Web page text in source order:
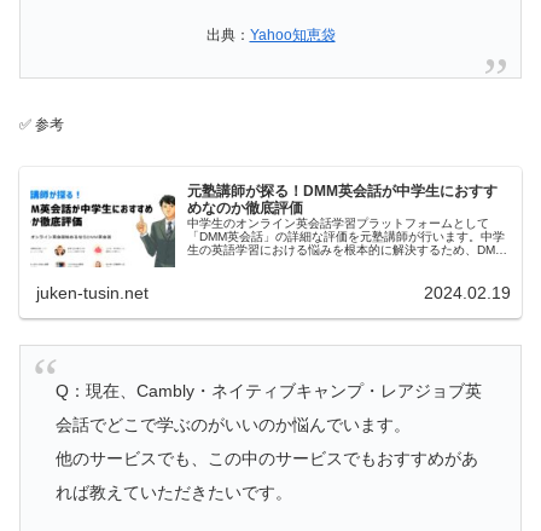
出典： Yahoo知恵袋
✅ 参考
元塾講師が探る！DMM英会話が中学生におすす
めなのか徹底評価
中学生のオンライン英会話学習プラットフォームとして
「DMM英会話」の詳細な評価を元塾講師が行います。中学
生の英語学習における悩みを根本的に解決するため、DMM
juken-tusin.net 2024.02.19
Q：現在、Cambly・ネイティブキャンプ・レアジョブ英
会話でどこで学ぶのがいいのか悩んでいます。
他のサービスでも、この中のサービスでもおすすめがあ
れば教えていただきたいです。